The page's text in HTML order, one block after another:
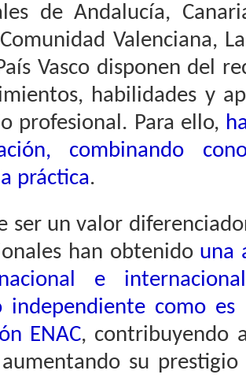
de Andalucía,
Valenciana,
Vasco disponen del
habilidades y
profesional. Para ello,
combinando
práctica.
ser un valor
han obtenido una
e
independiente como
ENAC, contribuyendo
su